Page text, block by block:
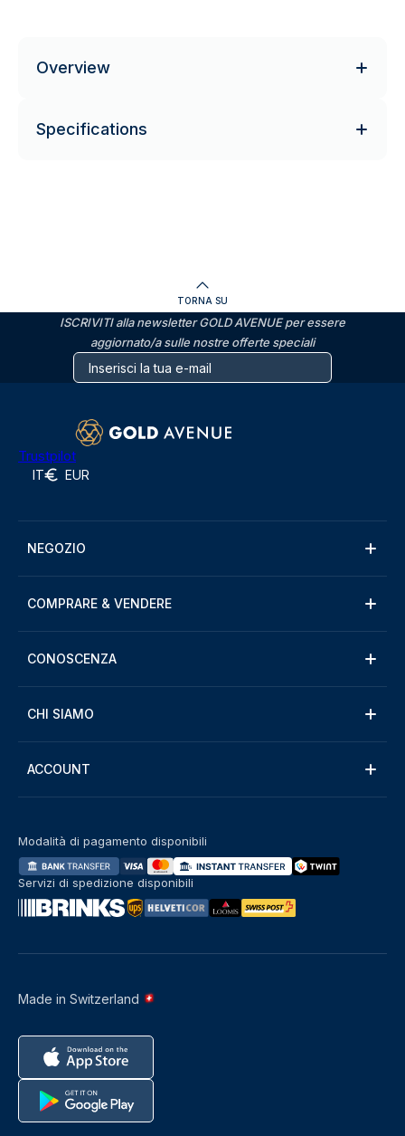
Overview
Specifications
TORNA SU
ISCRIVITI alla newsletter GOLD AVENUE per essere
aggiornato/a sulle nostre offerte speciali
Trustpilot
IT EUR
NEGOZIO
COMPRARE & VENDERE
CONOSCENZA
CHI SIAMO
ACCOUNT
Made in Switzerland
Modalità di pagamento disponibili
Servizi di spedizione disponibili